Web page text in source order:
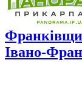
Івано-